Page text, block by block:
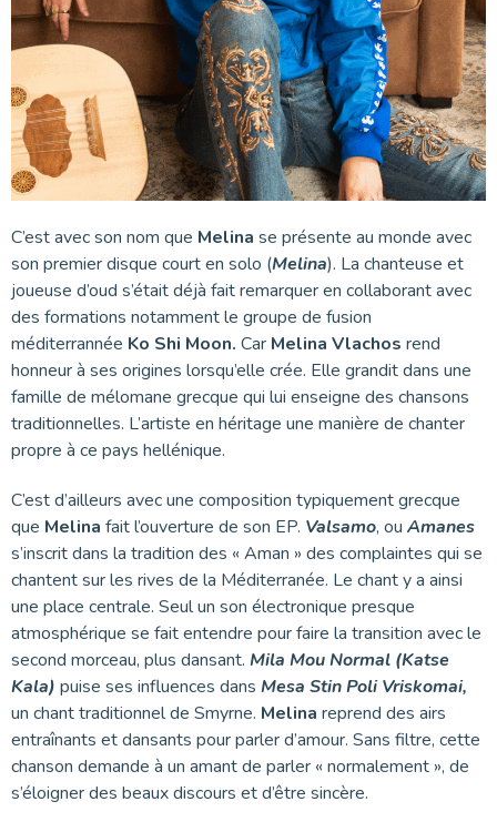
C’est avec son nom que Melina se présente au monde avec
son premier disque court en solo (Melina). La chanteuse et
joueuse d’oud s’était déjà fait remarquer en collaborant avec
des formations notamment le groupe de fusion
méditerrannée Ko Shi Moon. Car Melina Vlachos rend
honneur à ses origines lorsqu’elle crée. Elle grandit dans une
famille de mélomane grecque qui lui enseigne des chansons
traditionnelles. L’artiste en héritage une manière de chanter
propre à ce pays hellénique.
C’est d’ailleurs avec une composition typiquement grecque
que Melina fait l’ouverture de son EP. Valsamo, ou Amanes
s’inscrit dans la tradition des « Aman » des complaintes qui se
chantent sur les rives de la Méditerranée. Le chant y a ainsi
une place centrale. Seul un son électronique presque
atmosphérique se fait entendre pour faire la transition avec le
second morceau, plus dansant. Mila Mou Normal (Katse
Kala) puise ses influences dans Mesa Stin Poli Vriskomai,
un chant traditionnel de Smyrne. Melina reprend des airs
entraînants et dansants pour parler d’amour. Sans filtre, cette
chanson demande à un amant de parler « normalement », de
s’éloigner des beaux discours et d’être sincère.